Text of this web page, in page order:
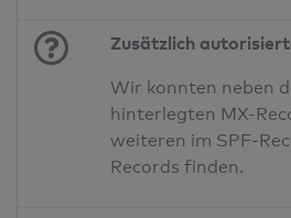
Zusätzlich
Wir konnten neben
hinterlegten MX-
weiteren im SPF-
Records finden.